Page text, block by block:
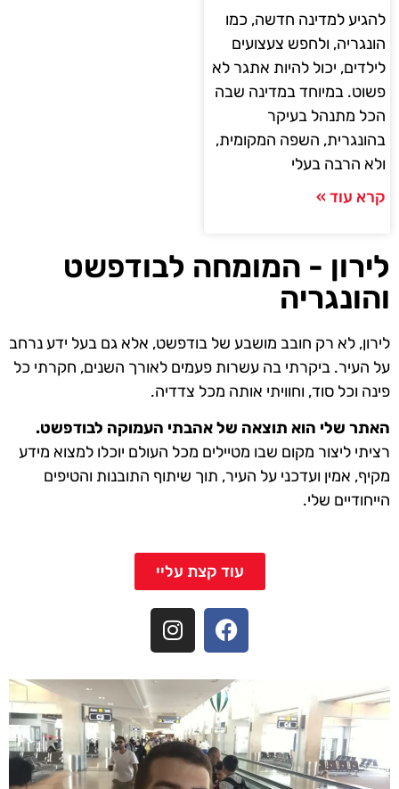
להגיע למדינה חדשה, כמו
הונגריה, ולחפש צעצועים
לילדים, יכול להיות אתגר לא
פשוט. במיוחד במדינה שבה
הכל מתנהל בעיקר
בהונגרית, השפה המקומית,
ולא הרבה בעלי
קרא עוד »
לירון - המומחה לבודפשט
והונגריה
לירון, לא רק חובב מושבע של בודפשט, אלא גם בעל ידע נרחב
על העיר. ביקרתי בה עשרות פעמים לאורך השנים, חקרתי כל
פינה וכל סוד, וחוויתי אותה מכל צדדיה.
האתר שלי הוא תוצאה של אהבתי העמוקה לבודפשט.
רציתי ליצור מקום שבו מטיילים מכל העולם יוכלו למצוא מידע
מקיף, אמין ועדכני על העיר, תוך שיתוף התובנות והטיפים
הייחודיים שלי.
עוד קצת עליי